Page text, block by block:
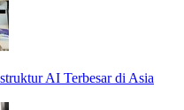
AI Terbesar di Asia